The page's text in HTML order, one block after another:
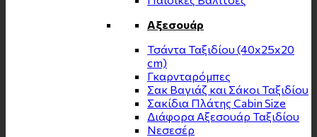
Αξεσουάρ
Τσάντα Ταξιδίου (40x25x20
cm)
Γκαρνταρόμπες
Σακ Βαγιάζ και Σάκοι Ταξιδίου
Σακίδια Πλάτης Cabin Size
Διάφορα Αξεσουάρ Ταξιδίου
Νεσεσέρ